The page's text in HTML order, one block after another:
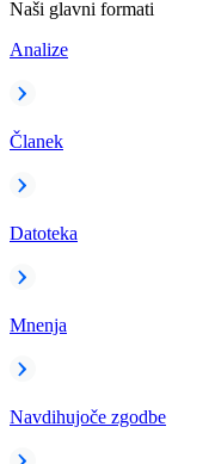
Naši glavni formati
Analize
Članek
Datoteka
Mnenja
Navdihujoče zgodbe